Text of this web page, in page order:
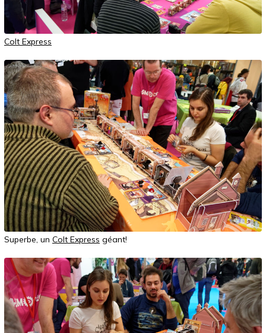
Colt Express
Superbe, un Colt Express géant!